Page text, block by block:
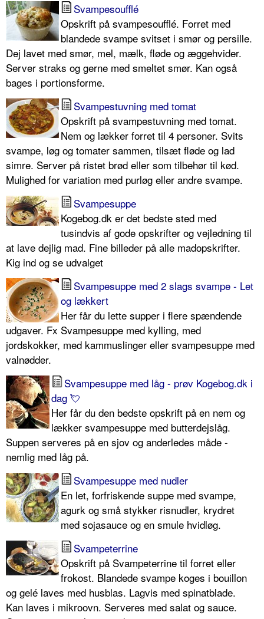
Svampesoufflé
Opskrift på svampesoufflé. Forret med
blandede svampe svitset i smør og persille.
Dej lavet med smør, mel, mælk, fløde og æggehvider.
Server straks og gerne med smeltet smør. Kan også
bages i portionsforme.
Svampestuvning med tomat
Opskrift på svampestuvning med tomat.
Nem og lækker forret til 4 personer. Svits
svampe, løg og tomater sammen, tilsæt fløde og lad
simre. Server på ristet brød eller som tilbehør til kød.
Mulighed for variation med purløg eller andre svampe.
Svampesuppe
Kogebog.dk er det bedste sted med
tusindvis af gode opskrifter og vejledning til
at lave dejlig mad. Fine billeder på alle madopskrifter.
Kig ind og se udvalget
Svampesuppe med 2 slags svampe - Let
og lækkert
Her får du lette supper i flere spændende
udgaver. Fx Svampesuppe med kylling, med
jordskokker, med kammuslinger eller svampesuppe med
valnødder.
Svampesuppe med låg - prøv Kogebog.dk i
dag 💘
Her får du den bedste opskrift på en nem og
lækker svampesuppe med butterdejslåg.
Suppen serveres på en sjov og anderledes måde -
nemlig med låg på.
Svampesuppe med nudler
En let, forfriskende suppe med svampe,
agurk og små stykker risnudler, krydret
med sojasauce og en smule hvidløg.
Svampeterrine
Opskrift på Svampeterrine til forret eller
frokost. Blandede svampe koges i bouillon
og gelé laves med husblas. Lagvis med spinatblade.
Kan laves i mikroovn. Serveres med salat og sauce.